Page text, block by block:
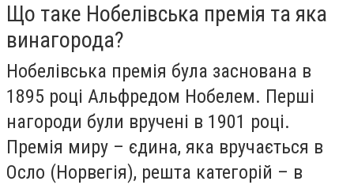
Що таке Нобелівська премія та яка
винагорода?
Нобелівська премія була заснована в
1895 році Альфредом Нобелем. Перші
нагороди були вручені в 1901 році.
Премія миру – єдина, яка вручається в
Осло (Норвегія), решта категорій – в